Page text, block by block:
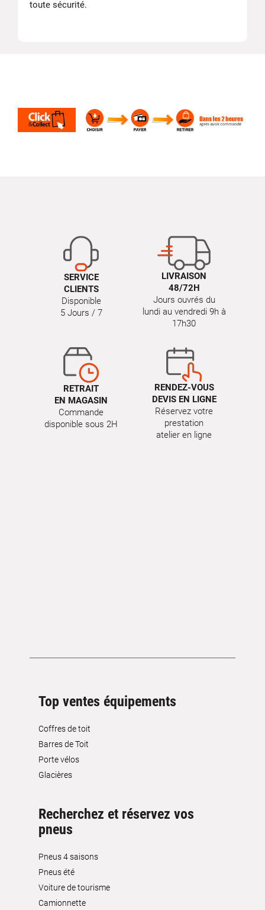
toute sécurité.
SERVICE
CLIENTS
Disponible
5 Jours / 7
LIVRAISON
48/72H
Jours ouvrés du
lundi au vendredi 9h à
17h30
RETRAIT
EN MAGASIN
Commande
disponible sous 2H
RENDEZ-VOUS
DEVIS EN LIGNE
Réservez votre
prestation
atelier en ligne
Top ventes équipements
Coffres de toit
Barres de Toit
Porte vélos
Glacières
Recherchez et réservez vos
pneus
Pneus 4 saisons
Pneus été
Voiture de tourisme
Camionnette